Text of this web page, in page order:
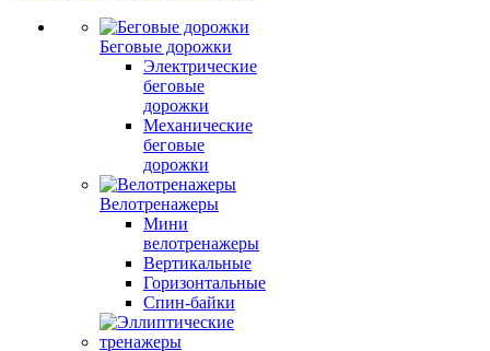
Беговые дорожки
Электрические
беговые
дорожки
Механические
беговые
дорожки
Велотренажеры
Мини
велотренажеры
Вертикальные
Горизонтальные
Спин-байки